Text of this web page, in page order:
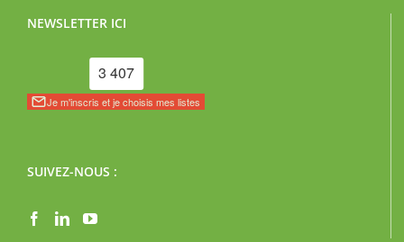
NEWSLETTER ICI
SUIVEZ-NOUS :